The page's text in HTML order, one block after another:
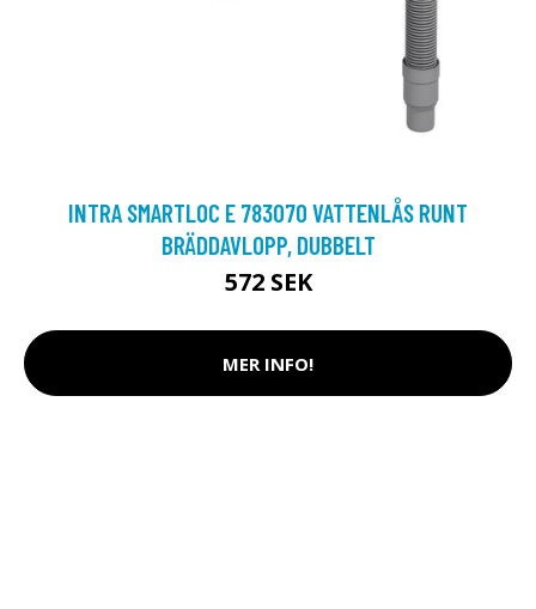
INTRA SMARTLOC E 783070 VATTENLÅS RUNT
BRÄDDAVLOPP, DUBBELT
572 SEK
MER INFO!